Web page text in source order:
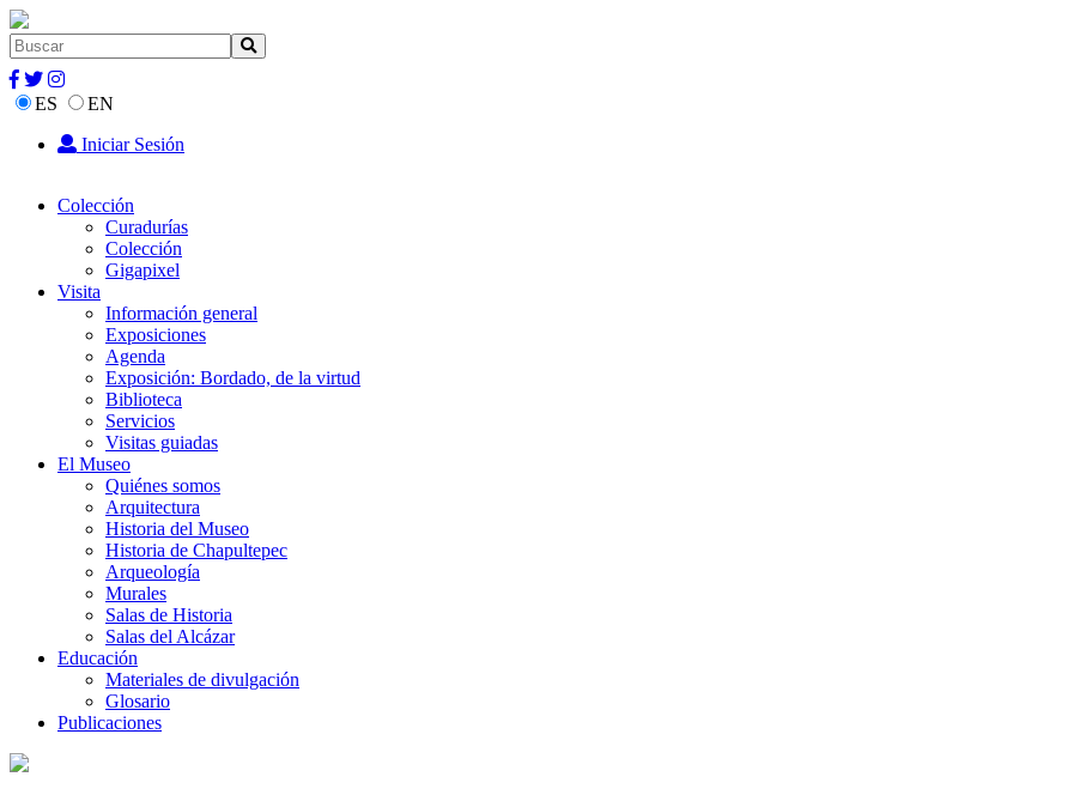
ES
EN
Iniciar Sesión
Colección
Curadurías
Colección
Gigapixel
Visita
Información general
Exposiciones
Agenda
Exposición: Bordado, de la virtud
Biblioteca
Servicios
Visitas guiadas
El Museo
Quiénes somos
Arquitectura
Historia del Museo
Historia de Chapultepec
Arqueología
Murales
Salas de Historia
Salas del Alcázar
Educación
Materiales de divulgación
Glosario
Publicaciones